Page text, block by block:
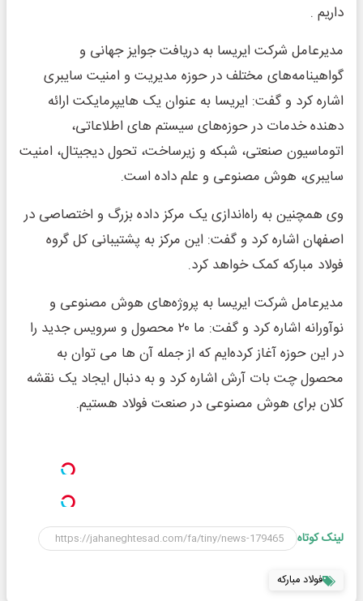
داریم .
مدیرعامل شرکت ایریسا به دریافت جوایز جهانی و
گواهینامه‌های مختلف در حوزه مدیریت و امنیت سایبری
اشاره کرد و گفت: ایریسا به عنوان یک هایپرمایکت ارائه
دهنده خدمات در حوزه‌های سیستم های اطلاعاتی،
اتوماسیون صنعتی، شبکه و زیرساخت، تحول دیجیتال، امنیت
سایبری، هوش مصنوعی و علم داده است.
وی همچنین به راه‌اندازی یک مرکز داده بزرگ و اختصاصی در
اصفهان اشاره کرد و گفت: این مرکز به پشتیبانی کل گروه
فولاد مبارکه کمک خواهد کرد.
مدیرعامل شرکت ایریسا به پروژه‌های هوش مصنوعی و
نوآورانه اشاره کرد و گفت: ما ۲۰ محصول و سرویس جدید را
در این حوزه آغاز کرده‌ایم که از جمله آن ها می توان به
محصول چت بات آرش اشاره کرد و به دنبال ایجاد یک نقشه
کلان برای هوش مصنوعی در صنعت فولاد هستیم.
لینک کوتاه
فولاد مبارکه